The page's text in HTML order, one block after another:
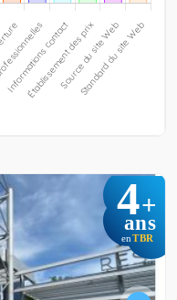
4+
ans
en TBR